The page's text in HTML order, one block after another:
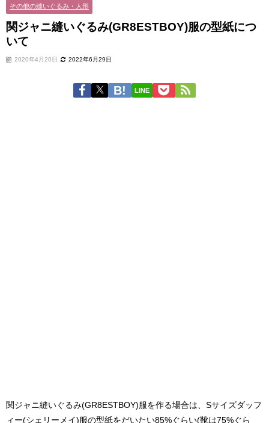
その他の縫いぐるみ・人形
関ジャニ縫いぐるみ(GR8ESTBOY)服の型紙につ
いて
2020年4月20日 2022年6月29日
LINE
関ジャニ縫いぐるみ(GR8ESTBOY)服を作る場合は、Sサイズダッフ
ィー(シェリーメイ)服の型紙をだいたい85%ぐらい(靴は75%ぐら